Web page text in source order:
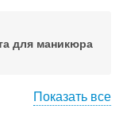
для маникюра
Показать все